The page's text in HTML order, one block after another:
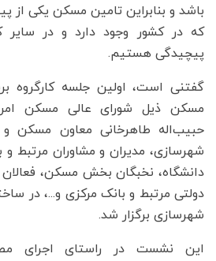
باشد و بنابراین تامین مسکن یکی از
که در کشور وجود دارد و در سایر
پیچیدگی هستیم.
گفتنی است، اولین جلسه کارگروه
حبیب‌اله طاهرخانی معاون مسکن و
شهرسازی، مدیران و مشاوران مرتبط و
دانشگاه، نخبگان بخش مسکن،
دولتی مرتبط و بانک مرکزی و...، در
شهرسازی برگزار شد.
این نشست در راستای اجرای